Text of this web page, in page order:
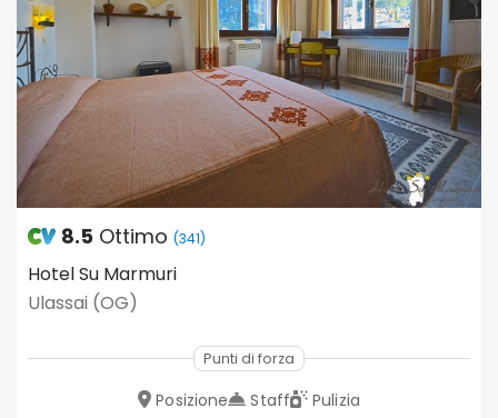
8.5 Ottimo (341)
Hotel Su Marmuri
Ulassai (OG)
Punti di forza
Posizione Staff Pulizia